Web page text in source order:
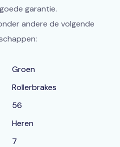
garantie.
andere de volgende
Groen
Rollerbrakes
56
Heren
7